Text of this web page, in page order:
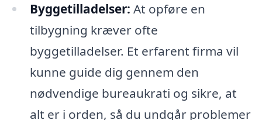
Byggetilladelser: At opføre en
tilbygning kræver ofte
byggetilladelser. Et erfarent firma vil
kunne guide dig gennem den
nødvendige bureaukrati og sikre, at
alt er i orden, så du undgår problemer